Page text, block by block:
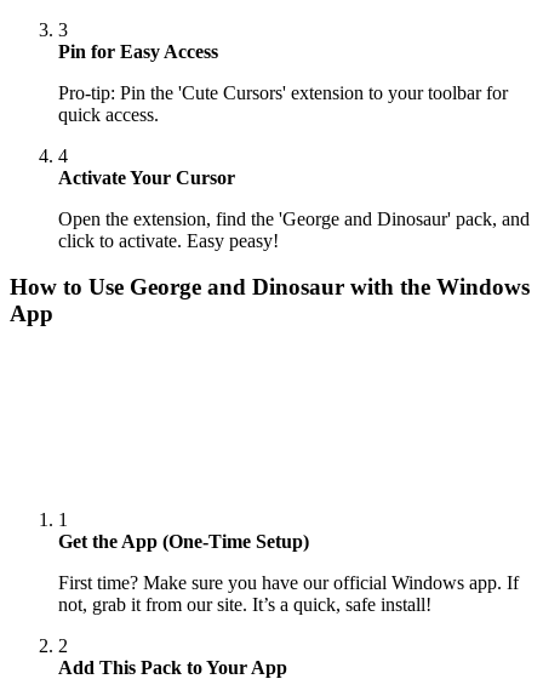
3
Pin for Easy Access
Pro-tip: Pin the 'Cute Cursors' extension to your toolbar for
quick access.
4
Activate Your Cursor
Open the extension, find the 'George and Dinosaur' pack, and
click to activate. Easy peasy!
How to Use George and Dinosaur with the Windows
App
1
Get the App (One-Time Setup)
First time? Make sure you have our official Windows app. If
not, grab it from our site. It’s a quick, safe install!
2
Add This Pack to Your App